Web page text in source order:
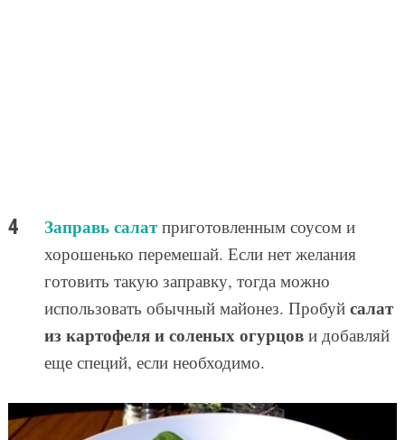
Заправь салатприготовленным соусом и
хорошенько перемешай. Если нет желания
готовить такую заправку, тогда можно
использовать обычный майонез. Пробуй салат
из картофеля и соленых огурцови добавляй
еще специй, если необходимо.